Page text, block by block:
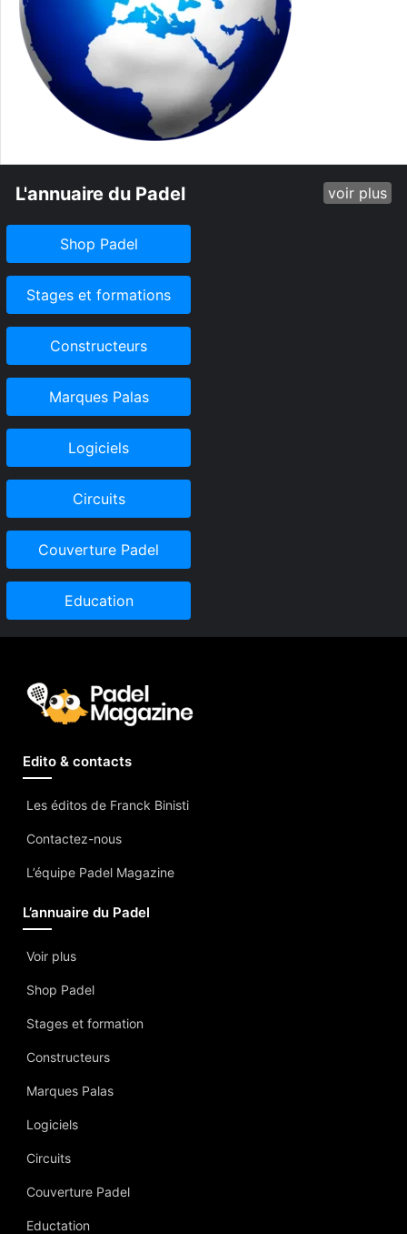
L'annuaire du Padel voir plus
Shop Padel
Stages et formations
Constructeurs
Marques Palas
Logiciels
Circuits
Couverture Padel
Education
Edito & contacts
Les éditos de Franck Binisti
Contactez-nous
L’équipe Padel Magazine
L’annuaire du Padel
Voir plus
Shop Padel
Stages et formation
Constructeurs
Marques Palas
Logiciels
Circuits
Couverture Padel
Eductation